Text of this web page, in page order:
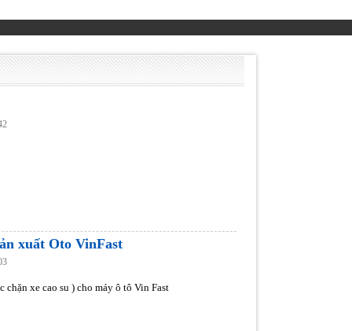
xuất Oto VinFast
xe cao su ) cho máy ô tô Vin Fast